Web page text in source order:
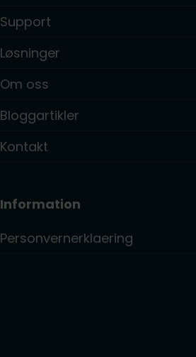
Support
Løsninger
Om oss
Bloggartikler
Kontakt
Information
Personvernerklaering